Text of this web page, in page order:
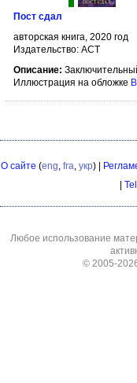
Пост сдал
авторская книга, 2020 год
Издательство: АСТ
Описание:
Иллюстрация на обложке
О сайте (eng fra укр) |
|
Любое использование
© 2005-